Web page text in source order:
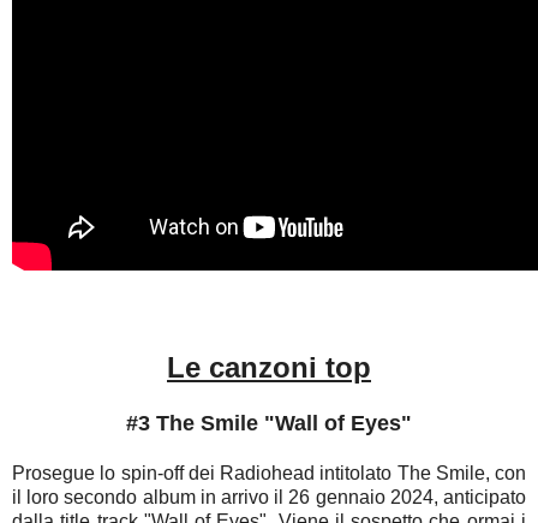
Le canzoni top
#3 The Smile "Wall of Eyes"
Prosegue lo spin-off dei Radiohead intitolato The Smile, con
il loro secondo album in arrivo il 26 gennaio 2024, anticipato